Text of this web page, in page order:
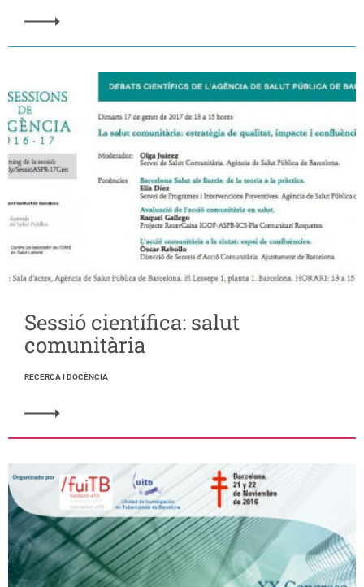
Sessió científica: salut
comunitària
RECERCA I DOCÈNCIA